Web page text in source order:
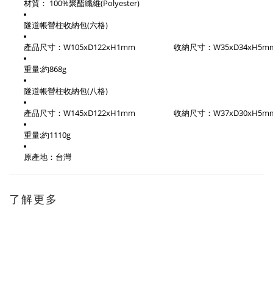
材質： 100%聚酯纖維(Polyester)
隧道帳營柱收納包(六格)
產品尺寸：W105xD122xH1mm                     收納尺寸：
重量:約868g
隧道帳營柱收納包(八格)
產品尺寸：W145xD122xH1mm                     收納尺寸：
重量:約1110g
原產地：台灣
了解更多